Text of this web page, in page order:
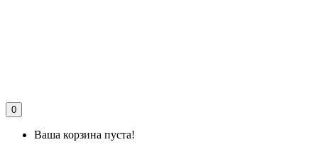
0
Ваша корзина пуста!